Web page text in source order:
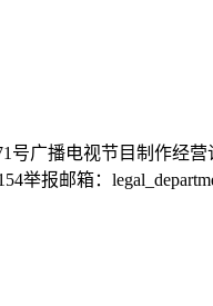
号广播电视节目制作经营
举报邮箱：